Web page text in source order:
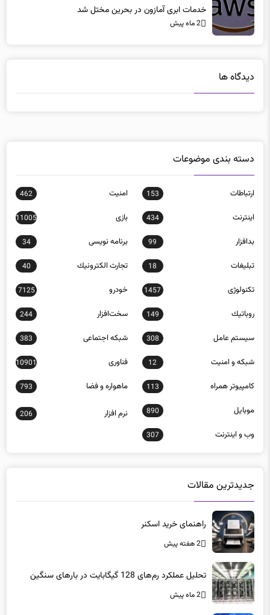
خدمات ابری آمازون در بحرین مختل شد
2 ماه پیش
دیدگاه ها
دسته بندی موضوعات
ارتباطات 153 امنيت 462
اينترنت 434 بازی 11005
بدافزار 99 برنامه نويسی 34
تبلیغات 18 تجارت الكترونيك 40
تکنولوژی 1457 خودرو 7125
روباتيك 149 سخت‌افزار 244
سيستم عامل 308 شبكه اجتماعی 383
شبكه و امنيت 12 فناوری 10901
كامپيوتر همراه 113 ماهواره و فضا 793
موبايل 890 نرم افزار 206
وب و اينترنت 307
جدیدترین مقالات
راهنمای خرید اسکنر
2 هفته پیش
تحلیل عملکرد رم‌های 128 گیگابایت در بارهای سنگین
2 ماه پیش